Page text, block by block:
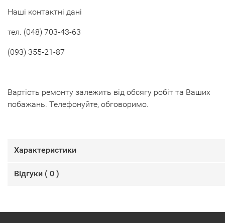
Наші контактні дані
тел. (048) 703-43-63
(093) 355-21-87
Вартість ремонту залежить від обсягу робіт та Ваших
побажань. Телефонуйте, обговоримо.
Характеристики
Відгуки ( 0 )